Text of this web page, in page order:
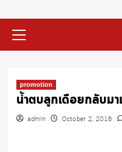
Menu
promotion
น้ำตบลูกเดือยกลับ
admin October 2, 2018